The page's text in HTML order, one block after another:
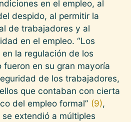
en el empleo, al
despido, al permitir la
de trabajadores y al
en el empleo. “Los
la regulación de los
en su gran mayoría
de los trabajadores,
que contaban con cierta
del empleo formal” (9),
extendió a múltiples